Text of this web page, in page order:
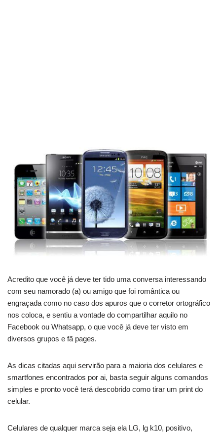
Acredito que você já deve ter tido uma conversa interessando
com seu namorado (a) ou amigo que foi romântica ou
engraçada como no caso dos apuros que o corretor ortográfico
nos coloca, e sentiu a vontade do compartilhar aquilo no
Facebook ou Whatsapp, o que você já deve ter visto em
diversos grupos e fã pages.
As dicas citadas aqui servirão para a maioria dos celulares e
smartfones encontrados por ai, basta seguir alguns comandos
simples e pronto você terá descobrido como tirar um print do
celular.
Celulares de qualquer marca seja ela LG, lg k10, positivo,